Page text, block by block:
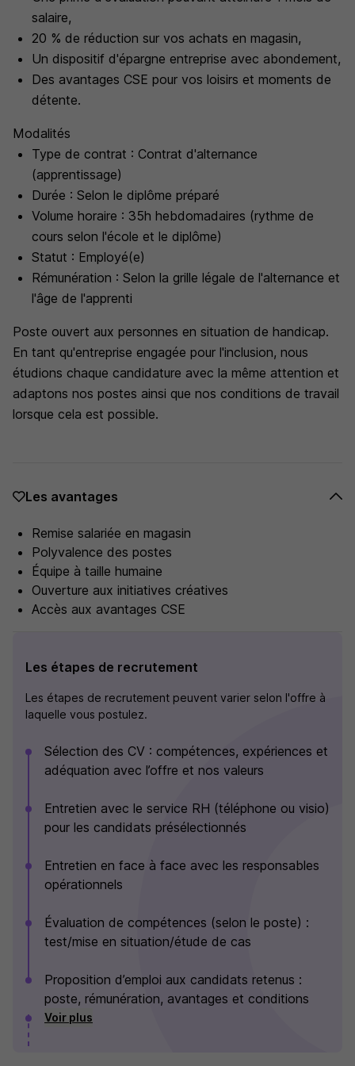
salaire,
20 % de réduction sur vos achats en magasin,
Un dispositif d'épargne entreprise avec abondement,
Des avantages CSE pour vos loisirs et moments de
détente.
Modalités
Type de contrat : Contrat d'alternance
(apprentissage)
Durée : Selon le diplôme préparé
Volume horaire : 35h hebdomadaires (rythme de
cours selon l'école et le diplôme)
Statut : Employé(e)
Rémunération : Selon la grille légale de l'alternance et
l'âge de l'apprenti
Poste ouvert aux personnes en situation de handicap.
En tant qu'entreprise engagée pour l'inclusion, nous
étudions chaque candidature avec la même attention et
adaptons nos postes ainsi que nos conditions de travail
lorsque cela est possible.
Les avantages
Remise salariée en magasin
Polyvalence des postes
Équipe à taille humaine
Ouverture aux initiatives créatives
Accès aux avantages CSE
Les étapes de recrutement
Les étapes de recrutement peuvent varier selon l'offre à
laquelle vous postulez.
Sélection des CV : compétences, expériences et
adéquation avec l’offre et nos valeurs
Entretien avec le service RH (téléphone ou visio)
pour les candidats présélectionnés
Entretien en face à face avec les responsables
opérationnels
Évaluation de compétences (selon le poste) :
test/mise en situation/étude de cas
Proposition d’emploi aux candidats retenus :
poste, rémunération, avantages et conditions
Voir plus